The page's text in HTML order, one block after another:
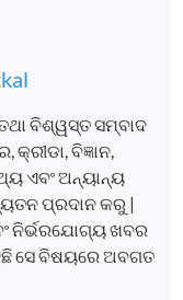
ବିଶ୍ୱସ୍ତ ସମ୍ବାଦ
ବିଜ୍ଞାନ,
ଏବଂ ଅନ୍ୟାନ୍ୟ
ପ୍ରଦାନ କରୁ |
ନିର୍ଭରଯୋଗ୍ୟ ଖବର
ସେ ବିଷୟରେ ଅବଗତ